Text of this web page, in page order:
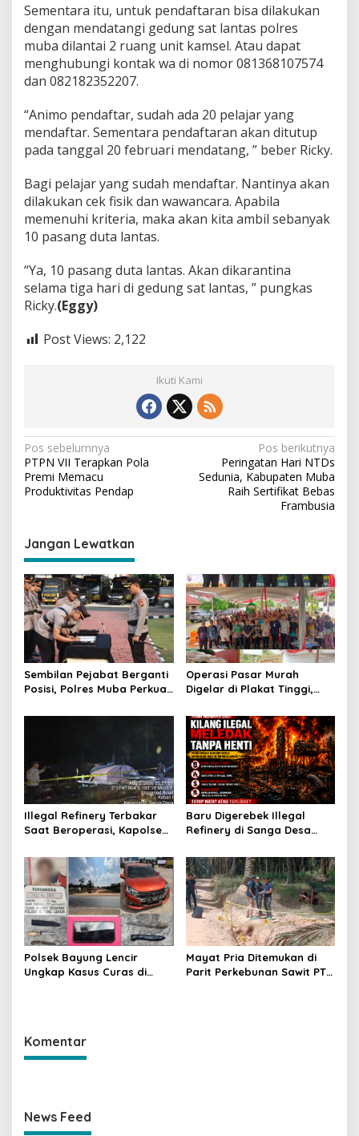
Sementara itu, untuk pendaftaran bisa dilakukan
dengan mendatangi gedung sat lantas polres
muba dilantai 2 ruang unit kamsel. Atau dapat
menghubungi kontak wa di nomor 081368107574
dan 082182352207.
“Animo pendaftar, sudah ada 20 pelajar yang
mendaftar. Sementara pendaftaran akan ditutup
pada tanggal 20 februari mendatang, ” beber Ricky.
Bagi pelajar yang sudah mendaftar. Nantinya akan
dilakukan cek fisik dan wawancara. Apabila
memenuhi kriteria, maka akan kita ambil sebanyak
10 pasang duta lantas.
“Ya, 10 pasang duta lantas. Akan dikarantina
selama tiga hari di gedung sat lantas, ” pungkas
Ricky.(Eggy)
Post Views: 2,122
Ikuti Kami
N
a
v
g
a
s
i
p
o
s
Pos sebelumnya
PTPN VII Terapkan Pola
Premi Memacu
Produktivitas Pendap
Pos berikutnya
Peringatan Hari NTDs
Sedunia, Kabupaten Muba
Raih Sertifikat Bebas
Frambusia
Jangan Lewatkan
Sembilan Pejabat Berganti
Posisi, Polres Muba Perkuat
Presisi
Operasi Pasar Murah
Digelar di Plakat Tinggi,
Subsidi untuk Ringankan
Beban Warga
Illegal Refinery Terbakar
Saat Beroperasi, Kapolsek
Penindakan dan
Pencegahan Terus
Dilakukan
Baru Digerebek Illegal
Refinery di Sanga Desa
Hukum Dipertanyakan
Polsek Bayung Lencir
Ungkap Kasus Curas di
Mayat Pria Ditemukan di
Parit Perkebunan Sawit PT
Komentar
News Feed